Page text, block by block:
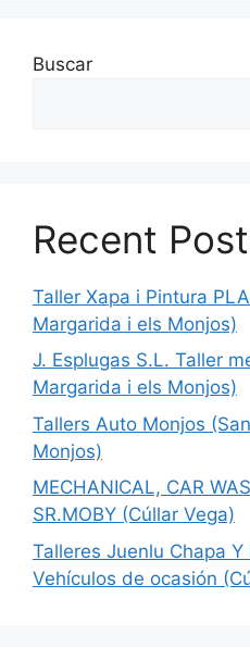
Buscar
Recent
Taller Xapa i Pintura
Margarida i els Monjos)
J. Esplugas S.L. Taller
Margarida i els Monjos)
Tallers Auto Monjos
Monjos)
MECHANICAL, CAR
SR.MOBY (Cúllar Vega)
Talleres Juenlu Chapa
Vehículos de ocasión